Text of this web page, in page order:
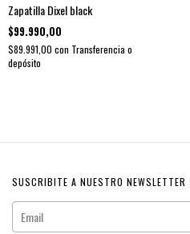
Zapatilla Dixel black
$99.990,00
$89.991,00 con Transferencia o
depósito
SUSCRIBITE A NUESTRO NEWSLETTER